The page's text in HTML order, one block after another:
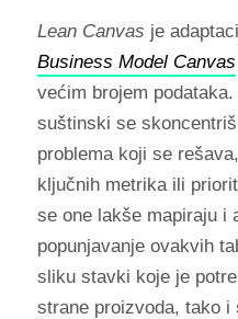
Lean Canvas je
Business Model Canvas
većim brojem
suštinski se
problema koji se
ključnih metrika ili
se one lakše mapiraju i
popunjavanje ovakvih
sliku stavki koje je
strane proizvoda, tako i